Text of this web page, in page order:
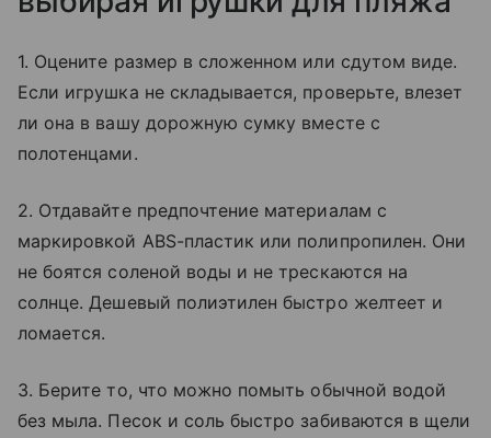
1. Оцените размер в сложенном или сдутом виде.
Если игрушка не складывается, проверьте, влезет
ли она в вашу дорожную сумку вместе с
полотенцами.
2. Отдавайте предпочтение материалам с
маркировкой ABS-пластик или полипропилен. Они
не боятся соленой воды и не трескаются на
солнце. Дешевый полиэтилен быстро желтеет и
ломается.
3. Берите то, что можно помыть обычной водой
без мыла. Песок и соль быстро забиваются в щели